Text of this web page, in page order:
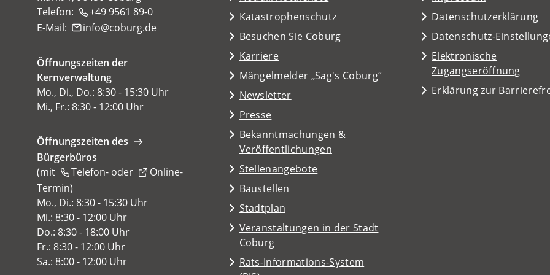
Telefon:
+49 9561 89-0
E-Mail:
info coburg de
Öffnungszeiten der
Kernverwaltung
Mo., Di., Do.: 8:30 - 15:30 Uhr
Mi., Fr.: 8:30 - 12:00 Uhr
Öffnungszeiten des
Bürgerbüros
(mit
Telefon- oder
Online-
Termin
(Öffnet
in
einem
neuen
Tab)
)
Mo., Di.: 8:30 - 15:30 Uhr
Mi.: 8:30 - 12:00 Uhr
Do.: 8:30 - 18:00 Uhr
Fr.: 8:30 - 12:00 Uhr
Sa.: 8:00 - 12:00 Uhr
Katastrophenschutz
Besuchen Sie Coburg
(Öffnet
in
neuen
Tab)
Karriere
Mängelmelder „Sag's Coburg“
(Öffnet
in
neuen
Tab)
Newsletter
Presse
Bekanntmachungen &
Veröffentlichungen
Stellenangebote
Baustellen
Stadtplan
(Öffnet
in
einem
Tab)
Veranstaltungen in der Stadt
Coburg
(Öffnet
in
einem
Rats-Informations-System
Datenschutzerklärung
Datenschutz-
Elektronische
Zugangseröffnung
Erklärung zur